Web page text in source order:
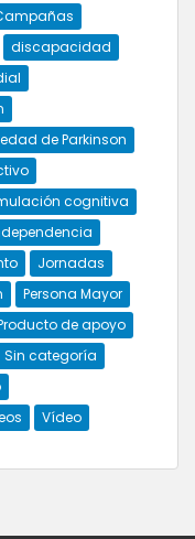
discapacidad
de Parkinson
cognitiva
Jornadas
Persona Mayor
de apoyo
Sin categoría
Vídeo